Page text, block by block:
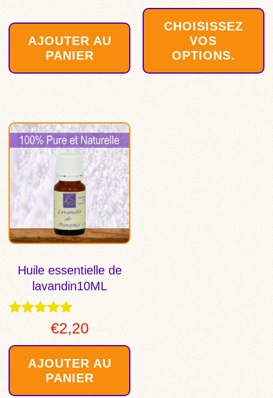
AJOUTER AU
PANIER
CHOISISSEZ
VOS
OPTIONS.
produit
Huile essentielle de
lavandin10ML
Note
sur 5
€2,20
AJOUTER AU
PANIER